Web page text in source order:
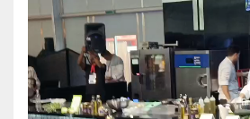
放
器